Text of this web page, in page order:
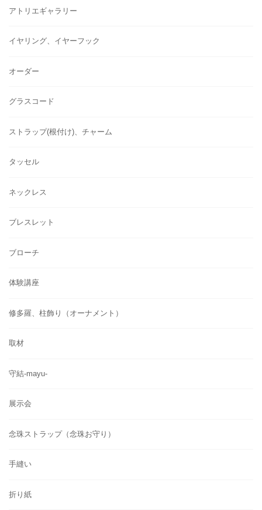
アトリエギャラリー
イヤリング、イヤーフック
オーダー
グラスコード
ストラップ(根付け)、チャーム
タッセル
ネックレス
ブレスレット
ブローチ
体験講座
修多羅、柱飾り（オーナメント）
取材
守結-mayu-
展示会
念珠ストラップ（念珠お守り）
手縫い
折り紙